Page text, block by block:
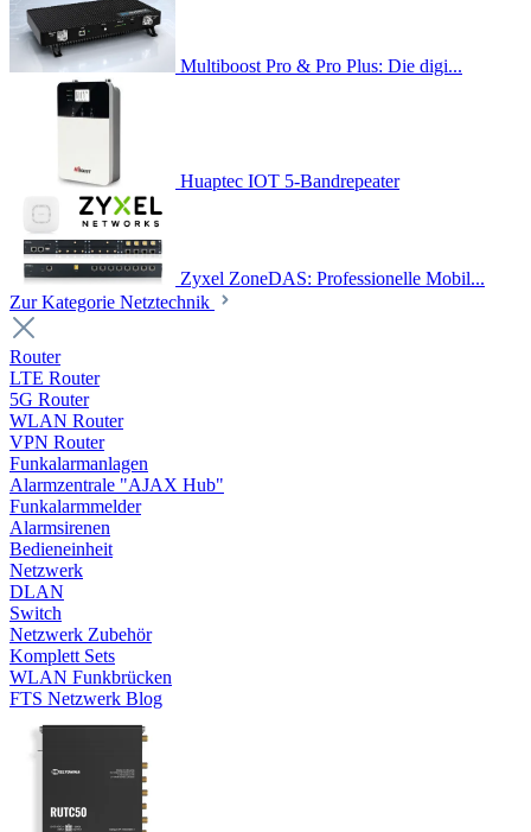
Multiboost Pro & Pro Plus: Die digi...
Huaptec IOT 5-Bandrepeater
Zyxel ZoneDAS: Professionelle Mobil...
Zur Kategorie Netztechnik
Router
LTE Router
5G Router
WLAN Router
VPN Router
Funkalarmanlagen
Alarmzentrale "AJAX Hub"
Funkalarmmelder
Alarmsirenen
Bedieneinheit
Netzwerk
DLAN
Switch
Netzwerk Zubehör
Komplett Sets
WLAN Funkbrücken
FTS Netzwerk Blog